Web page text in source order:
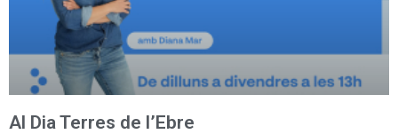
Al Dia Terres de l’Ebre